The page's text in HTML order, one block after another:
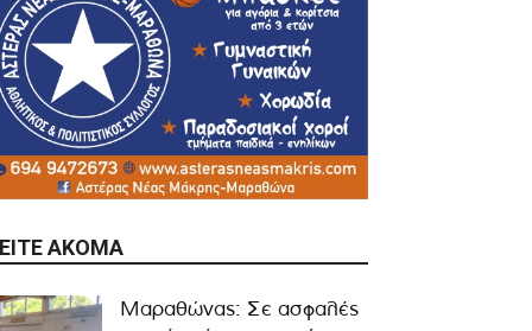
ΑΚΌΜΑ
Μαραθώνας: Σε ασφαλές